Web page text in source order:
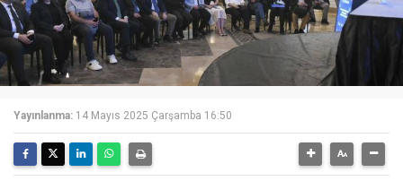
Yayınlanma: 14 Mayıs 2025 Çarşamba 16:50